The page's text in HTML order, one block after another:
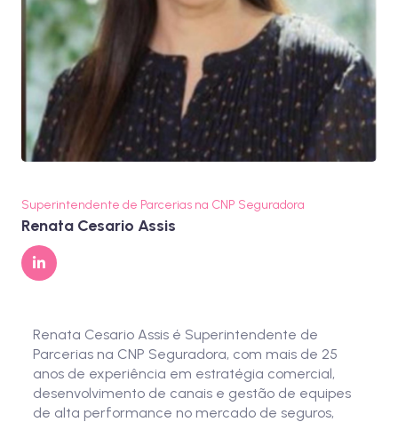
Superintendente de Parcerias na CNP Seguradora
Renata Cesario Assis
Renata Cesario Assis é Superintendente de
Parcerias na CNP Seguradora, com mais de 25
anos de experiência em estratégia comercial,
desenvolvimento de canais e gestão de equipes
de alta performance no mercado de seguros,